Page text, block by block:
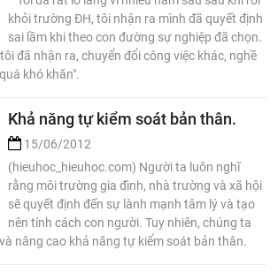
khỏi trường ĐH, tôi nhận ra mình đã quyết định
sai lầm khi theo con đường sự nghiệp đã chọn.
đã nhận ra, chuyển đổi công việc khác, nghề
khó khăn".
Khả năng tự kiểm soát bản thân.
15/06/2012
(hieuhoc_hieuhoc.com) Người ta luôn nghĩ
rằng môi trường gia đình, nhà trường và xã hội
sẽ quyết định đến sự lành mạnh tâm lý và tạo
nên tính cách con người. Tuy nhiên, chúng ta
nâng cao khả năng tự kiểm soát bản thân.